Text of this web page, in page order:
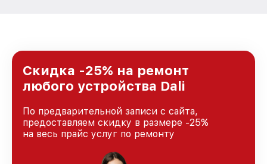
Скидка -25% на ремонт
любого устройства Dali
По предварительной записи с сайта,
предоставляем скидку в размере -25%
на весь прайс услуг по ремонту